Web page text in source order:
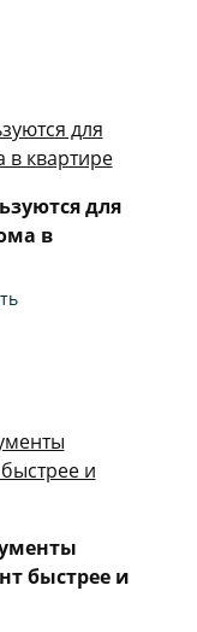
для
в
быстрее и